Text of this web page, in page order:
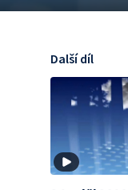
Další díl